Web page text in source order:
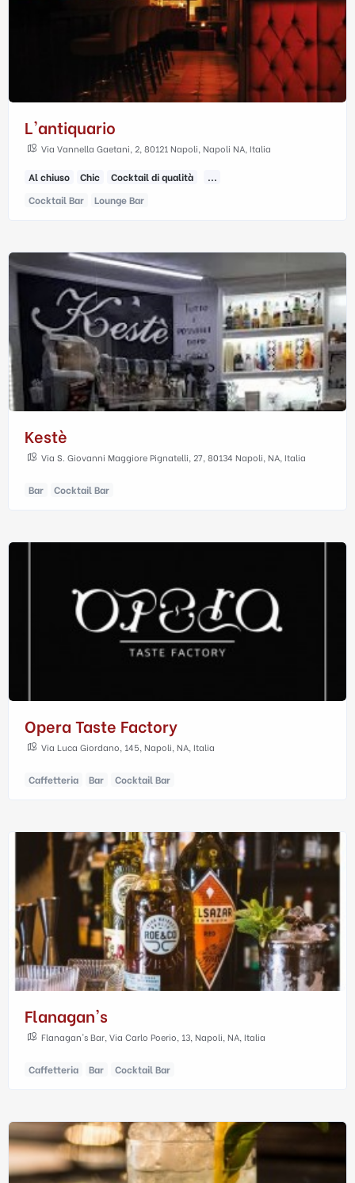
L'antiquario
Via Vannella Gaetani, 2, 80121 Napoli, Napoli NA, Italia
Al chiuso Chic Cocktail di qualità
...
Cocktail Bar
Lounge Bar
Kestè
Via S. Giovanni Maggiore Pignatelli, 27, 80134 Napoli, NA, Italia
Bar Cocktail Bar
Opera Taste Factory
Via Luca Giordano, 145, Napoli, NA, Italia
Caffetteria Bar Cocktail Bar
Flanagan's
Flanagan's Bar, Via Carlo Poerio, 13, Napoli, NA, Italia
Caffetteria Bar Cocktail Bar